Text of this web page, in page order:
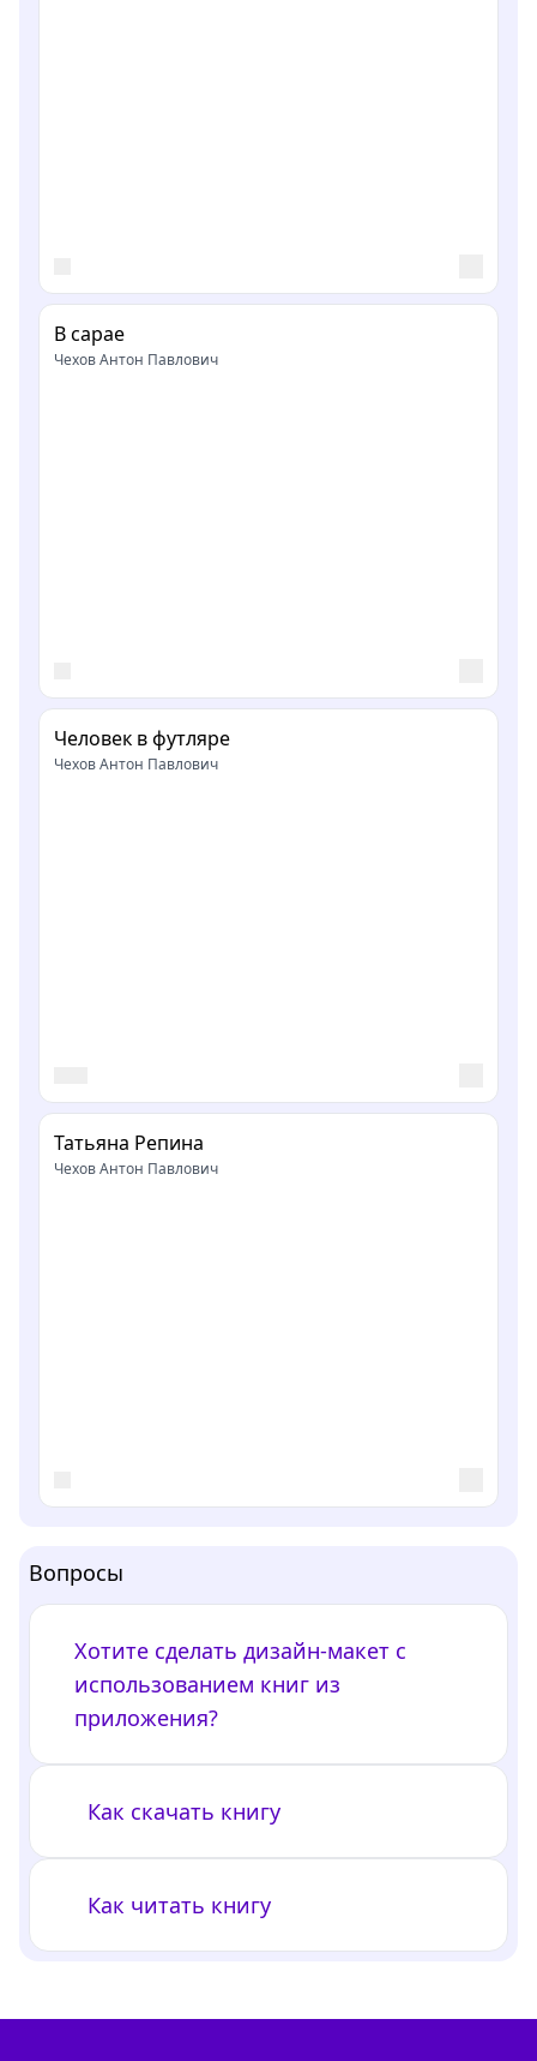
В сарае
Чехов Антон Павлович
Человек в футляре
Чехов Антон Павлович
Татьяна Репина
Чехов Антон Павлович
Вопросы
Хотите сделать дизайн-макет с
использованием книг из
приложения?
Как скачать книгу
Как читать книгу